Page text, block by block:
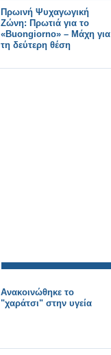
Πρωινή Ψυχαγωγική
Ζώνη: Πρωτιά για το
«Buongiorno» – Μάχη για
τη δεύτερη θέση
Ανακοινώθηκε το
"χαράτσι" στην υγεία